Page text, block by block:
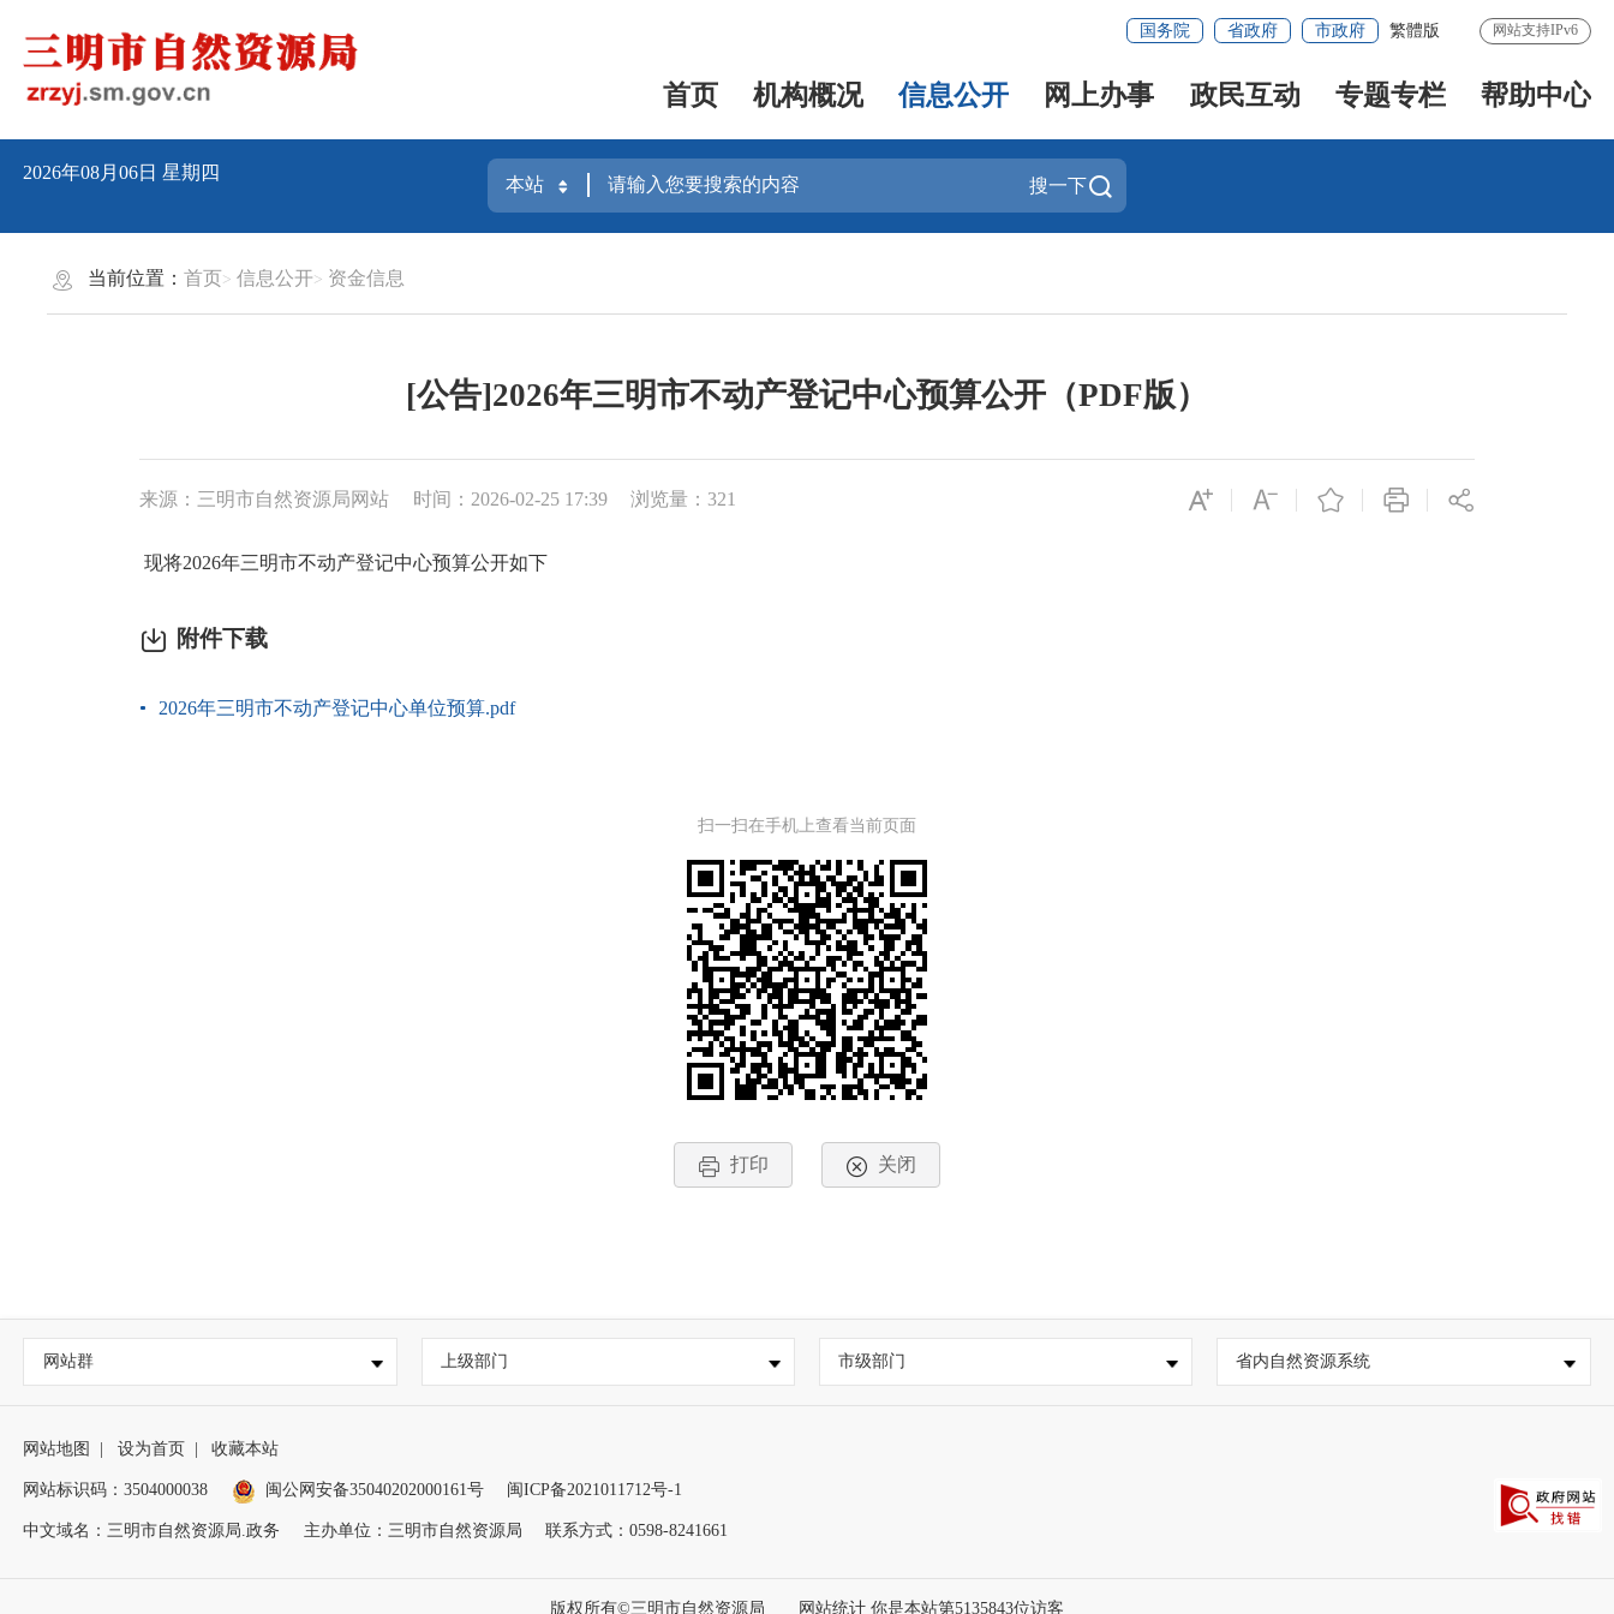
国务院 省政府 市政府 繁體版 网站支持IPv6
首页 机构概况 信息公开 网上办事 政民互动 专题专栏 帮助中心
2026年08月06日星期四
搜一下
当前位置：首页 信息公开 资金信息
[公告]2026年三明市不动产登记中心预算公开（PDF版）
来源：三明市自然资源局网站 时间：2026-02-25 17:39 浏览量：321
现将2026年三明市不动产登记中心预算公开如下
附件下载
2026年三明市不动产登记中心单位预算.pdf
扫一扫在手机上查看当前页面
打印 关闭
网站群 上级部门 市级部门 省内自然资源系统
网站地图 设为首页 收藏本站
网站标识码：3504000038 闽公网安备35040202000161号 闽ICP备2021011712号-1
中文域名：三明市自然资源局.政务 主办单位：三明市自然资源局 联系方式：0598-8241661
版权所有©三明市自然资源局 网站统计 你是本站第5135843位访客